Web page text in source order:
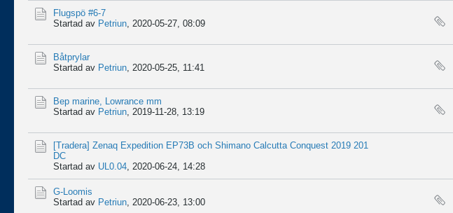
Flugspö #6-7
Startad av Petriun, 2020-05-27, 08:09
Båtprylar
Startad av Petriun, 2020-05-25, 11:41
Bep marine, Lowrance mm
Startad av Petriun, 2019-11-28, 13:19
[Tradera] Zenaq Expedition EP73B och Shimano Calcutta Conquest 2019 201
DC
Startad av UL0.04, 2020-06-24, 14:28
G-Loomis
Startad av Petriun, 2020-06-23, 13:00